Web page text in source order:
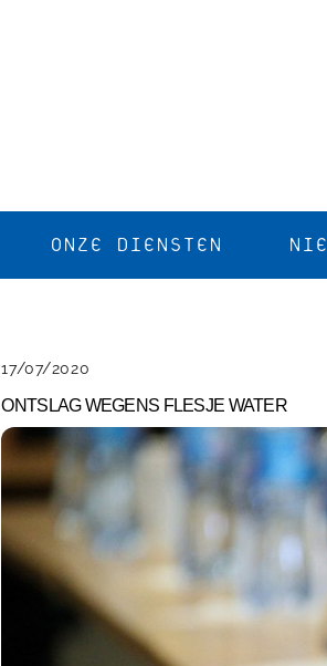
ONZE DIENSTEN
17/07/2020
ONTSLAG WEGENS FLESJE WATER